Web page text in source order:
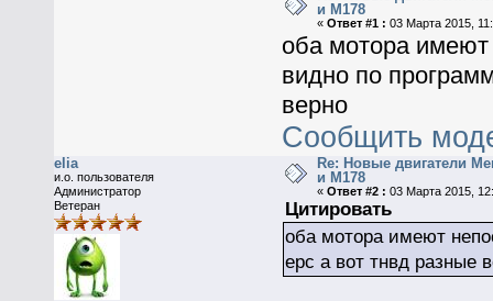
и M178
«Ответ #1 : 03 Марта 2015,
оба мотора имеют
видно по
верно
Сообщить
elia
и.о. пользователя
Администратор
Ветеран
Re: Новые двигатели
и M178
«Ответ #2 : 03 Марта 2015,
Цитировать
оба мотора имеют
epc а вот тнвд разные